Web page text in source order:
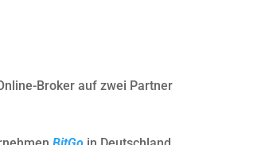
Broker auf zwei Partner